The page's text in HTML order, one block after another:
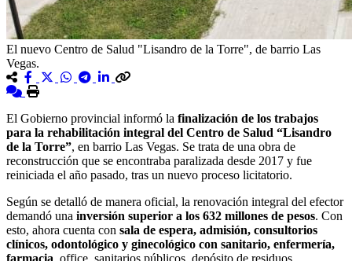
El nuevo Centro de Salud "Lisandro de la Torre", de barrio Las
Vegas.
El Gobierno provincial informó la finalización de los trabajos
para la rehabilitación integral del Centro de Salud “Lisandro
de la Torre”, en barrio Las Vegas. Se trata de una obra de
reconstrucción que se encontraba paralizada desde 2017 y fue
reiniciada el año pasado, tras un nuevo proceso licitatorio.
Según se detalló de manera oficial, la renovación integral del efector
demandó una inversión superior a los 632 millones de pesos. Con
esto, ahora cuenta con sala de espera, admisión, consultorios
clínicos, odontológico y ginecológico con sanitario, enfermería,
farmacia, office, sanitarios públicos, depósito de residuos